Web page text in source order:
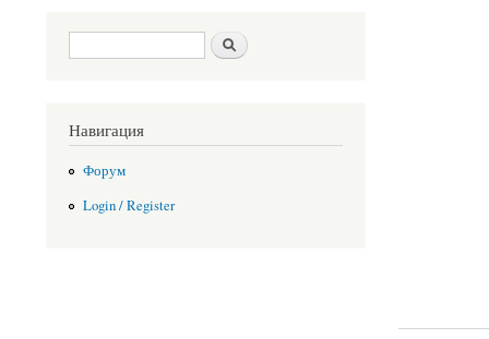
Search form
Навигация
Форум
Login / Register